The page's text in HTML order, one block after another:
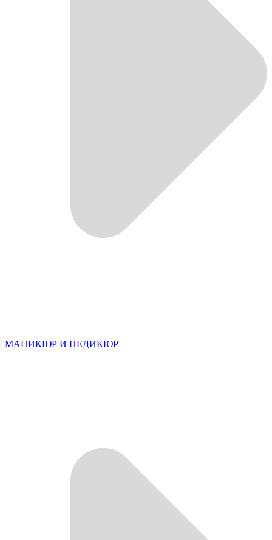
МАНИКЮР И ПЕДИКЮР